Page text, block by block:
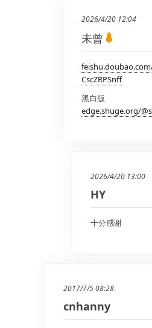
2026/4/20 12:04
未曾
CscZRPSnff
黑白版
edge.shuge.org/
2026/4/20 13:00
HY
十分感谢
2017/7/5 08:28
cnhanny